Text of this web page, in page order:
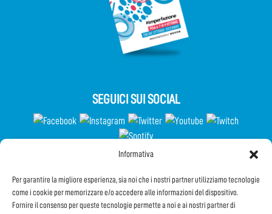
Informativa
Per garantire la migliore esperienza, sia noi che i nostri partner utilizziamo tecnologie
come i cookie per memorizzare e/o accedere alle informazioni del dispositivo.
Fornire il consenso per queste tecnologie permette a noi e ai nostri partner di
SEGUICI SUI SOCIAL